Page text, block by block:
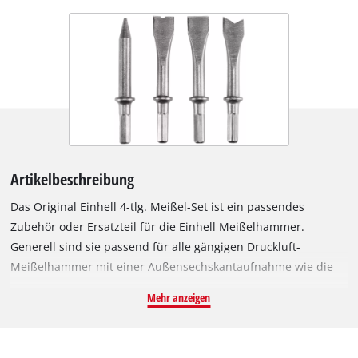
Artikelbeschreibung
Das Original Einhell 4-tlg. Meißel-Set ist ein passendes
Zubehör oder Ersatzteil für die Einhell Meißelhammer.
Generell sind sie passend für alle gängigen Druckluft-
Meißelhammer mit einer Außensechskantaufnahme wie die
Das Set beinhaltet 4 robuste Meißel aus stabilem Stahl mit
Mehr anzeigen